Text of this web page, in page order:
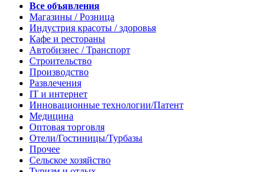
Все объявления
Магазины / Розница
Индустрия красоты / здоровья
Кафе и рестораны
Автобизнес / Транспорт
Строительство
Производство
Развлечения
IT и интернет
Инновационные технологии/Патент
Медицина
Оптовая торговля
Отели/Гостиницы/Турбазы
Прочее
Сельское хозяйство